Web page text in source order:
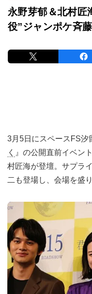
永野芽郁＆北村匠
役”ジャンポケ斉
3月5日にスペースFS汐
く 』の公開直前イベン
村匠海が登壇。サプラ
二も登場し、会場を盛